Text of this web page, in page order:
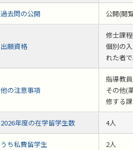
過去問の公開 公開(閲
出願資格
修士課
個別の
れた者
他の注意事項
指導教
その他(
修する
2026年度の在学留学生数 4人
うち私費留学生 2人